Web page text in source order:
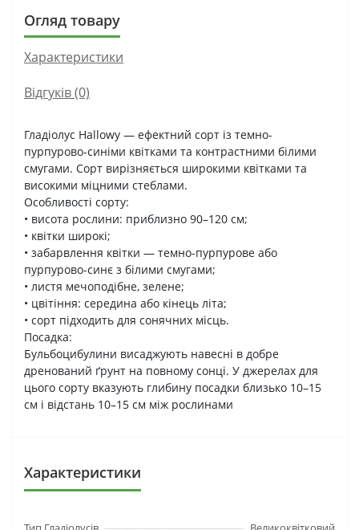
Огляд товару
Характеристики
Відгуків (0)
Гладіолус Hallowy — ефектний сорт із темно-
пурпурово-синіми квітками та контрастними білими
смугами. Сорт вирізняється широкими квітками та
високими міцними стеблами.
Особливості сорту:
• висота рослини: приблизно 90–120 см;
• квітки широкі;
• забарвлення квітки — темно-пурпурове або
пурпурово-синє з білими смугами;
• листя мечоподібне, зелене;
• цвітіння: середина або кінець літа;
• сорт підходить для сонячних місць.
Посадка:
Бульбоцибулини висаджують навесні в добре
дренований ґрунт на повному сонці. У джерелах для
цього сорту вказують глибину посадки близько 10–15
см і відстань 10–15 см між рослинами
Характеристики